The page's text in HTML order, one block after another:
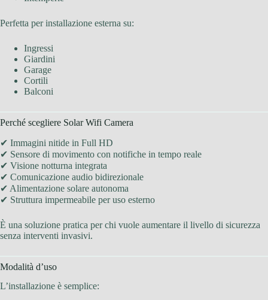
Perfetta per installazione esterna su:
Ingressi
Giardini
Garage
Cortili
Balconi
Perché scegliere Solar Wifi Camera
✔ Immagini nitide in Full HD
✔ Sensore di movimento con notifiche in tempo reale
✔ Visione notturna integrata
✔ Comunicazione audio bidirezionale
✔ Alimentazione solare autonoma
✔ Struttura impermeabile per uso esterno
È una soluzione pratica per chi vuole aumentare il livello di sicurezza
senza interventi invasivi.
Modalità d’uso
L’installazione è semplice: